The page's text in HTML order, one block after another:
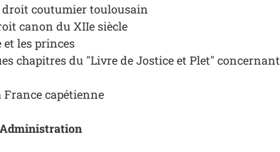
coutumier toulousain
canon du XIIe siècle
et les princes
chapitres du "Livre de Jostice et Plet"
France capétienne